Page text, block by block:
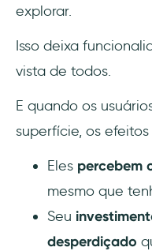
explorar.
Isso deixa
vista de todos.
E quando os
superfície, os
Eles percebem
mesmo que
Seu
desperdiçado